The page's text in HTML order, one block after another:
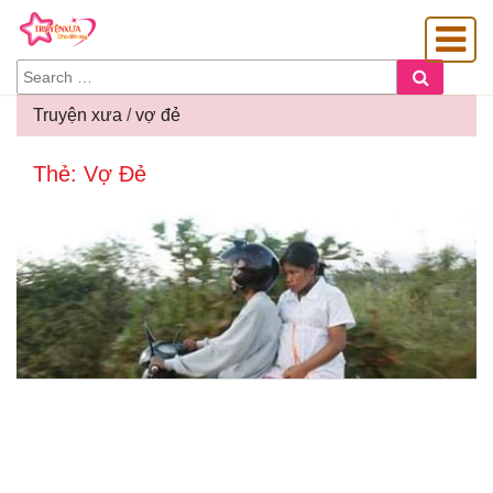
SEARCH
FOR:
GIA
Truyện xưa /vợ đẻ
Thẻ: Vợ Đẻ